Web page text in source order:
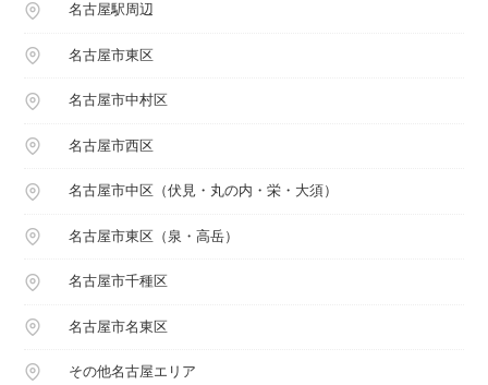
名古屋駅周辺
名古屋市東区
名古屋市中村区
名古屋市西区
名古屋市中区（伏見・丸の内・栄・大須）
名古屋市東区（泉・高岳）
名古屋市千種区
名古屋市名東区
その他名古屋エリア